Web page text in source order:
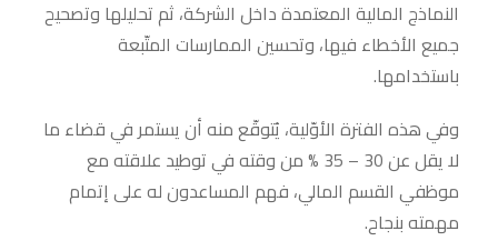
النماذج المالية المعتمدة داخل الشركة، ثم تحليلها وتصحيح
جميع الأخطاء فيها، وتحسين الممارسات المتّبعة
باستخدامها.
وفي هذه الفترة الأوّلية، يُتوقّع منه أن يستمر في قضاء ما
لا يقل عن 30 – 35 % من وقته في توطيد علاقته مع
موظفي القسم المالي، فهم المساعدون له على إتمام
مهمته بنجاح.